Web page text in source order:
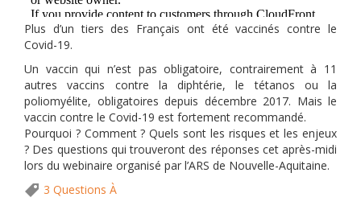
Plus d’un tiers des Français ont été vaccinés contre le
Covid-19.
Un vaccin qui n’est pas obligatoire, contrairement à 11
autres vaccins contre la diphtérie, le tétanos ou la
poliomyélite, obligatoires depuis décembre 2017. Mais le
vaccin contre le Covid-19 est fortement recommandé.
Pourquoi ? Comment ? Quels sont les risques et les enjeux
? Des questions qui trouveront des réponses cet après-midi
lors du webinaire organisé par l’ARS de Nouvelle-Aquitaine.
3 Questions À